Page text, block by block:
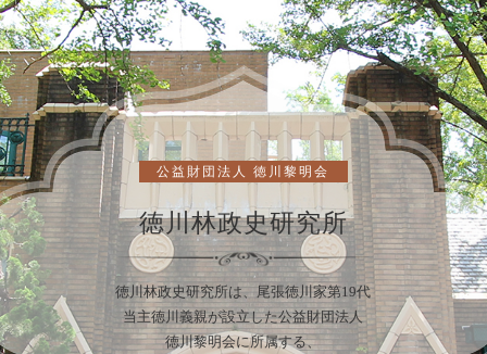
公益財団法人 徳川黎明会
徳川林政史研究所
徳川林政史研究所は、尾張徳川家第19代
当主徳川義親が設立した公益財団法人
徳川黎明会に所属する、